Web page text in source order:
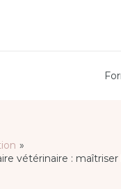
vétérinaire :